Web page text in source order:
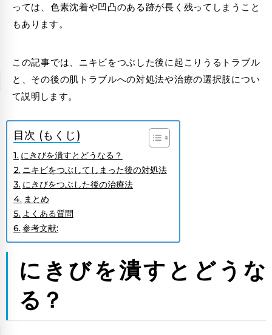
っては、色素沈着や凹凸のある跡が長く残ってしまうこと
もあります。
この記事では、ニキビをつぶした後に起こりうるトラブル
と、その後の肌トラブルへの対処法や治療の選択肢につい
て説明します。
目次 (もくじ)
にきびを潰すとどうなる？
ニキビをつぶしてしまった後の対処法
にきびをつぶした後の治療法
まとめ
よくある質問
参考文献:
にきびを潰すとどうな
る？